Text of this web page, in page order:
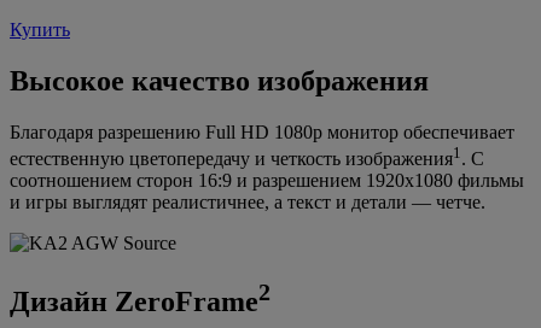
Купить
Высокое качество изображения
Благодаря разрешению Full HD 1080p монитор обеспечивает
естественную цветопередачу и четкость изображения1 . С
соотношением сторон 16:9 и разрешением 1920x1080 фильмы
и игры выглядят реалистичнее, а текст и детали — четче.
Дизайн ZeroFrame2